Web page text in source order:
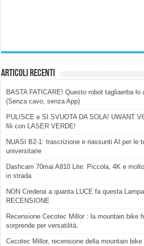
Articoli Recenti
BASTA FATICARE! Questo robot tagliaerba lo
(Senza cavo, senza App)
PULISCE e SI SVUOTA DA SOLA! UWANT
fili con LASER VERDE!
NUASI B2-1: trascrizione e riassunti AI per le
universitarie
Dashcam 70mai A810 Lite: Piccola, 4K e
in strada
NON Crederai a quanta LUCE fa questa
RECENSIONE
Recensione Cecotec Millor : la mountain bike
sorprende per versatilità.
Cecotec Millor, recensione della mountain